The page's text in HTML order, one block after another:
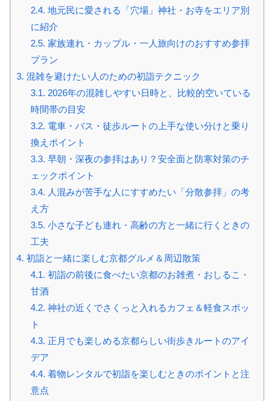
2.4. 地元民に愛される「穴場」神社・お寺をエリア別
に紹介
2.5. 家族連れ・カップル・一人旅向けのおすすめ参拝
プラン
3. 混雑を避けたい人のための初詣テクニック
3.1. 2026年の混雑しやすい日時と、比較的空いている
時間帯の目安
3.2. 電車・バス・徒歩ルートの上手な使い分けと乗り
換えポイント
3.3. 早朝・深夜の参拝はあり？安全面と防寒対策のチ
ェックポイント
3.4. 人混みが苦手な人にすすめたい「分散参拝」の考
え方
3.5. 小さな子ども連れ・高齢の方と一緒に行くときの
工夫
4. 初詣と一緒に楽しむ京都グルメ＆周辺散策
4.1. 初詣の前後に食べたい京都のお雑煮・おしるこ・
甘酒
4.2. 神社の近くでさくっと入れるカフェ＆軽食スポッ
ト
4.3. 正月でも楽しめる京都らしい街歩きルートのアイ
デア
4.4. 着物レンタルで初詣を楽しむときのポイントと注
意点